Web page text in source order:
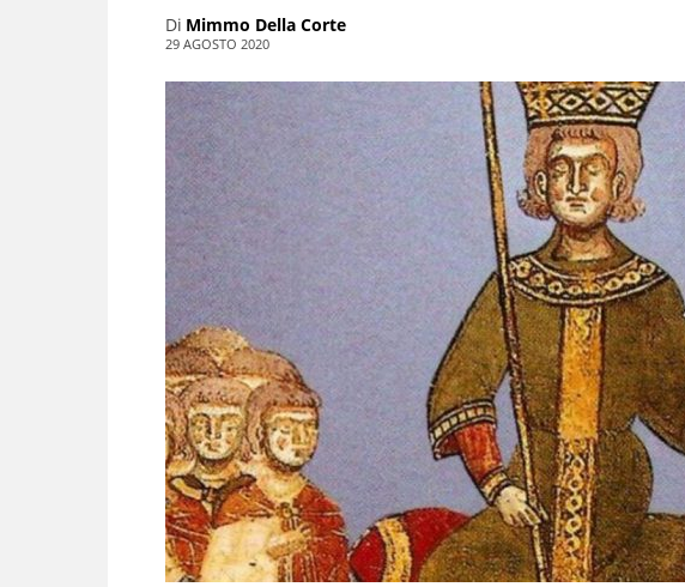
Di Mimmo Della Corte
29 AGOSTO 2020